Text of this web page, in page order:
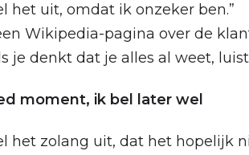
het uit, omdat ik onzeker ben.”
Wikipedia-pagina over de
je denkt dat je alles al weet,
moment, ik bel later wel
het zolang uit, dat het hopelijk